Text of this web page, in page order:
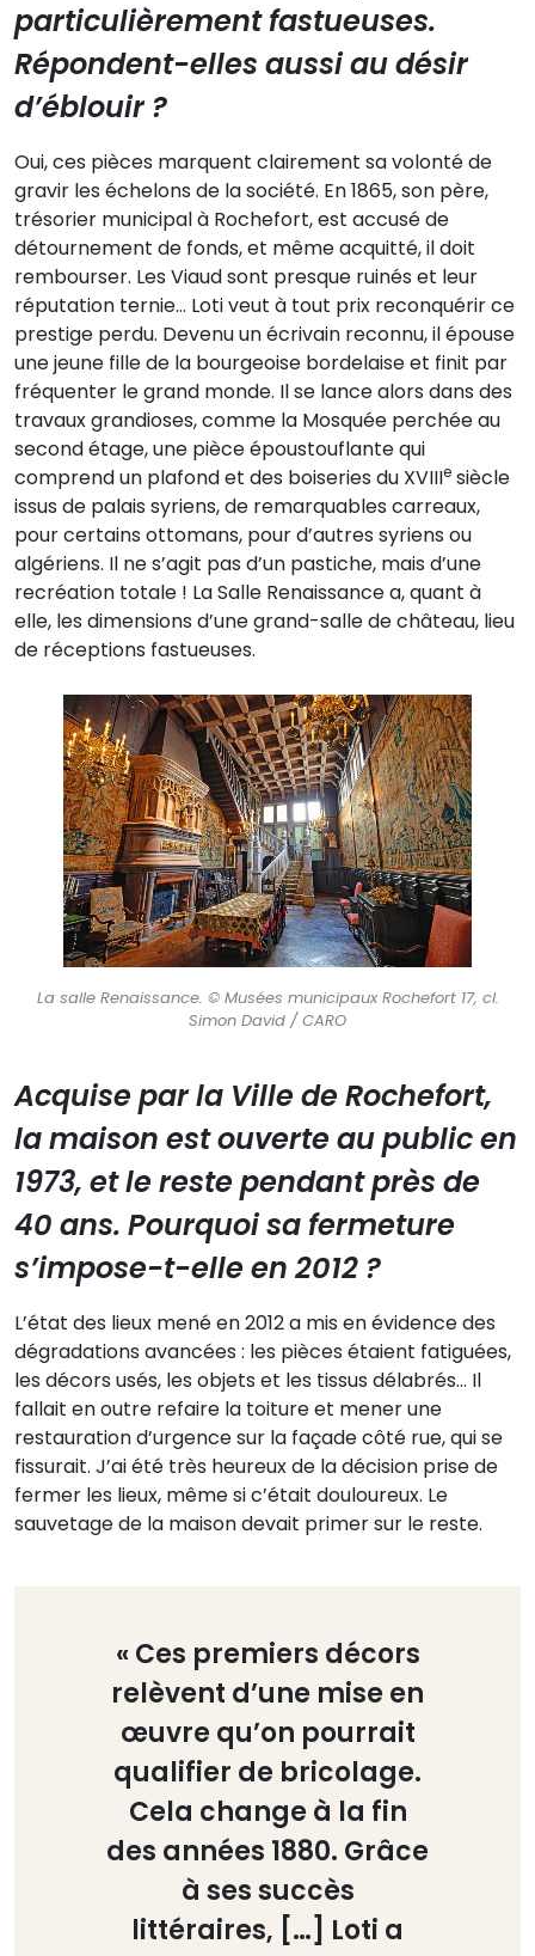
particulièrement fastueuses.
Répondent-elles aussi au désir
d’éblouir ?
Oui, ces pièces marquent clairement sa volonté de
gravir les échelons de la société. En 1865, son père,
trésorier municipal à Rochefort, est accusé de
détournement de fonds, et même acquitté, il doit
rembourser. Les Viaud sont presque ruinés et leur
réputation ternie… Loti veut à tout prix reconquérir ce
prestige perdu. Devenu un écrivain reconnu, il épouse
une jeune fille de la bourgeoise bordelaise et finit par
fréquenter le grand monde. Il se lance alors dans des
travaux grandioses, comme la Mosquée perchée au
second étage, une pièce époustouflante qui
comprend un plafond et des boiseries du XVIIIe siècle
issus de palais syriens, de remarquables carreaux,
pour certains ottomans, pour d’autres syriens ou
algériens. Il ne s’agit pas d’un pastiche, mais d’une
recréation totale ! La Salle Renaissance a, quant à
elle, les dimensions d’une grand-salle de château, lieu
de réceptions fastueuses.
La salle Renaissance. © Musées municipaux Rochefort 17, cl.
Simon David / CARO
Acquise par la Ville de Rochefort,
la maison est ouverte au public en
1973, et le reste pendant près de
40 ans. Pourquoi sa fermeture
s’impose-t-elle en 2012 ?
L’état des lieux mené en 2012 a mis en évidence des
dégradations avancées : les pièces étaient fatiguées,
les décors usés, les objets et les tissus délabrés… Il
fallait en outre refaire la toiture et mener une
restauration d’urgence sur la façade côté rue, qui se
fissurait. J’ai été très heureux de la décision prise de
fermer les lieux, même si c’était douloureux. Le
sauvetage de la maison devait primer sur le reste.
« Ces premiers décors
relèvent d’une mise en
œuvre qu’on pourrait
qualifier de bricolage.
Cela change à la fin
des années 1880. Grâce
à ses succès
littéraires, […] Loti a